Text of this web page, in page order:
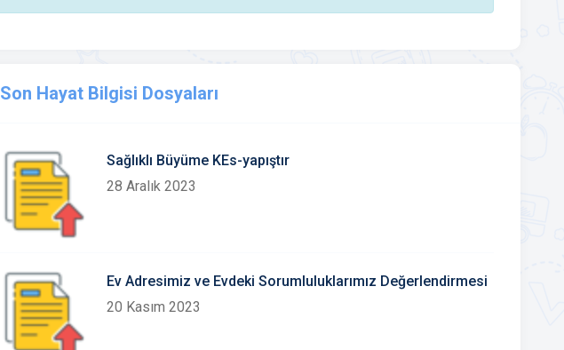
Son Hayat Bilgisi Dosyaları
Sağlıklı Büyüme KEs-yapıştır
28 Aralık 2023
Ev Adresimiz ve Evdeki Sorumluluklarımız Değerlendirmesi
20 Kasım 2023